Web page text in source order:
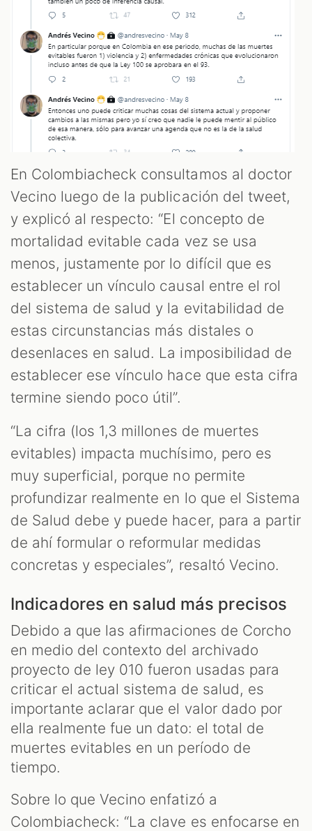
En Colombiacheck consultamos al doctor
Vecino luego de la publicación del tweet,
y explicó al respecto: “El concepto de
mortalidad evitable cada vez se usa
menos, justamente por lo difícil que es
establecer un vínculo causal entre el rol
del sistema de salud y la evitabilidad de
estas circunstancias más distales o
desenlaces en salud. La imposibilidad de
establecer ese vínculo hace que esta cifra
termine siendo poco útil”.
“La cifra (los 1,3 millones de muertes
evitables) impacta muchísimo, pero es
muy superficial, porque no permite
profundizar realmente en lo que el Sistema
de Salud debe y puede hacer, para a partir
de ahí formular o reformular medidas
concretas y especiales”, resaltó Vecino.
Indicadores en salud más precisos
Debido a que las afirmaciones de Corcho
en medio del contexto del archivado
proyecto de ley 010 fueron usadas para
criticar el actual sistema de salud, es
importante aclarar que el valor dado por
ella realmente fue un dato: el total de
muertes evitables en un período de
tiempo.
Sobre lo que Vecino enfatizó a
Colombiacheck: “La clave es enfocarse en